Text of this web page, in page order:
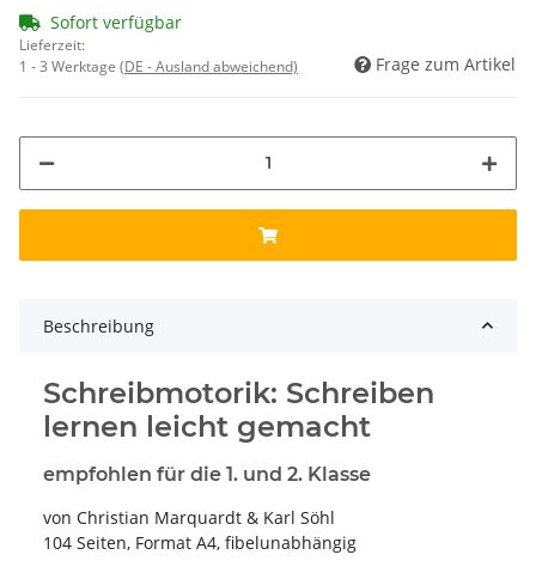
Sofort verfügbar
Lieferzeit:
1 - 3 Werktage (DE - Ausland abweichend) Frage zum Artikel
Beschreibung
Schreibmotorik: Schreiben
lernen leicht gemacht
empfohlen für die 1. und 2. Klasse
von Christian Marquardt & Karl Söhl
104 Seiten, Format A4, fibelunabhängig